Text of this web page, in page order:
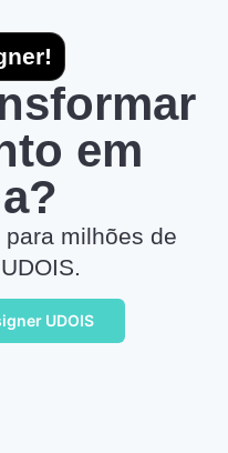
em
milhões de
UDOIS